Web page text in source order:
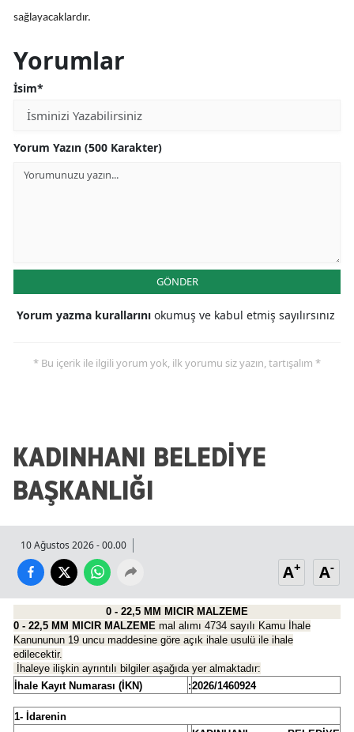
Kırşehir
Kütahya
Kahramanmaraş
Nevşehir
Niğde
Ordu
Rize
Sakarya
sağlayacaklardır.
Yorumlar
İsim*
Yorum Yazın (500 Karakter)
GÖNDER
Yorum yazma kurallarını okumuş ve kabul etmiş sayılırsınız
* Bu içerik ile ilgili yorum yok, ilk yorumu siz yazın, tartışalım *
KADINHANI BELEDİYE
BAŞKANLIĞI
10 Ağustos 2026 - 00.00
A+ A-
0 - 22,5 MM MICIR MALZEME
0 - 22,5 MM MICIR MALZEME mal al ımı 4734 sayı ı Kamu
hale
Kanununun 19 uncu maddesine göre açı k ihale usul ü ile ihale
edilecektir.
haleye iliş kin ayrıntı ı bilgiler aşağıda yer almaktadır:
hale Kayıt Numarası ( KN) :2026/1460924
1- darenin